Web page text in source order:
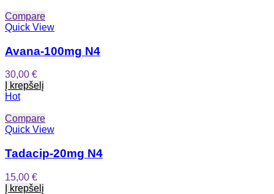
Compare
Quick View
Avana-100mg N4
30,00 €
Į krepšelį
Hot
Compare
Quick View
Tadacip-20mg N4
15,00 €
Į krepšelį